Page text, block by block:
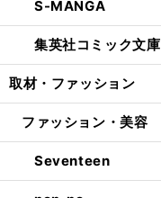
S-MANGA
集英社コミック文庫
取材・ファッション
ファッション・美容
Seventeen